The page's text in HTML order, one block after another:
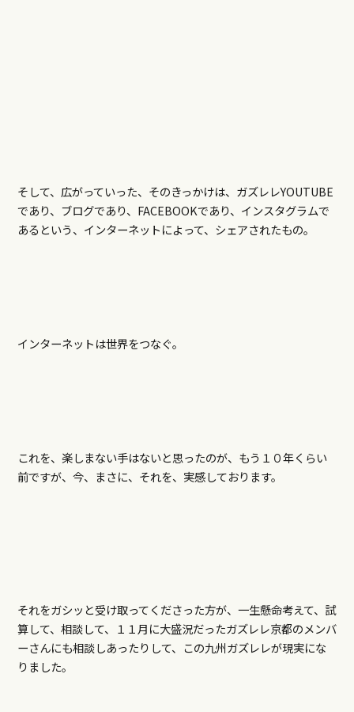
そして、広がっていった、そのきっかけは、ガズレレYOUTUBE
であり、ブログであり、FACEBOOKであり、インスタグラムで
あるという、インターネットによって、シェアされたもの。
インターネットは世界をつなぐ。
これを、楽しまない手はないと思ったのが、もう１０年くらい
前ですが、今、まさに、それを、実感しております。
それをガシッと受け取ってくださった方が、一生懸命考えて、試
算して、相談して、１１月に大盛況だったガズレレ京都のメンバ
ーさんにも相談しあったりして、この九州ガズレレが現実にな
りました。